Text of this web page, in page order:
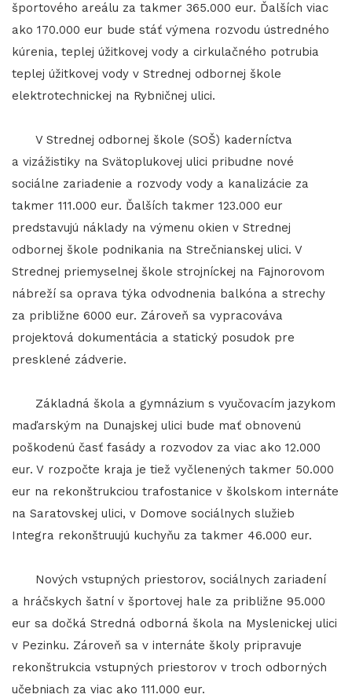
športového areálu za takmer 365.000 eur. Ďalších viac
ako 170.000 eur bude stáť výmena rozvodu ústredného
kúrenia, teplej úžitkovej vody a cirkulačného potrubia
teplej úžitkovej vody v Strednej odbornej škole
elektrotechnickej na Rybničnej ulici.
V Strednej odbornej škole (SOŠ) kaderníctva
a vizážistiky na Svätoplukovej ulici pribudne nové
sociálne zariadenie a rozvody vody a kanalizácie za
takmer 111.000 eur. Ďalších takmer 123.000 eur
predstavujú náklady na výmenu okien v Strednej
odbornej škole podnikania na Strečnianskej ulici. V
Strednej priemyselnej škole strojníckej na Fajnorovom
nábreží sa oprava týka odvodnenia balkóna a strechy
za približne 6000 eur. Zároveň sa vypracováva
projektová dokumentácia a statický posudok pre
presklené zádverie.
Základná škola a gymnázium s vyučovacím jazykom
maďarským na Dunajskej ulici bude mať obnovenú
poškodenú časť fasády a rozvodov za viac ako 12.000
eur. V rozpočte kraja je tiež vyčlenených takmer 50.000
eur na rekonštrukciou trafostanice v školskom internáte
na Saratovskej ulici, v Domove sociálnych služieb
Integra rekonštruujú kuchyňu za takmer 46.000 eur.
Nových vstupných priestorov, sociálnych zariadení
a hráčskych šatní v športovej hale za približne 95.000
eur sa dočká Stredná odborná škola na Myslenickej ulici
v Pezinku. Zároveň sa v internáte školy pripravuje
rekonštrukcia vstupných priestorov v troch odborných
učebniach za viac ako 111.000 eur.